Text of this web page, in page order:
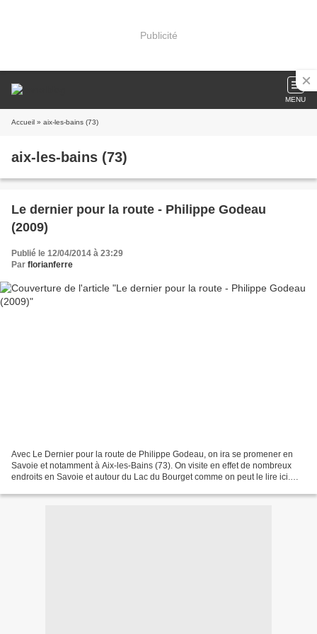
Publicité
MENU
Accueil » aix-les-bains (73)
aix-les-bains (73)
Le dernier pour la route - Philippe Godeau
(2009)
Publié le 12/04/2014 à 23:29
Par florianferre
Avec Le Dernier pour la route de Philippe Godeau, on ira se promener en
Savoie et notamment à Aix-les-Bains (73). On visite en effet de nombreux
endroits en Savoie et autour du Lac du Bourget comme on peut le lire ici.